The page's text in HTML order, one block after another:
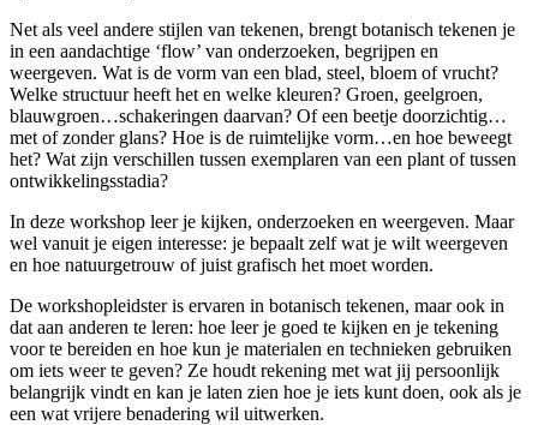
Net als veel andere stijlen van tekenen, brengt botanisch tekenen je
in een aandachtige ‘flow’ van onderzoeken, begrijpen en
weergeven. Wat is de vorm van een blad, steel, bloem of vrucht?
Welke structuur heeft het en welke kleuren? Groen, geelgroen,
blauwgroen…schakeringen daarvan? Of een beetje doorzichtig…
met of zonder glans? Hoe is de ruimtelijke vorm…en hoe beweegt
het? Wat zijn verschillen tussen exemplaren van een plant of tussen
ontwikkelingsstadia?
In deze workshop leer je kijken, onderzoeken en weergeven. Maar
wel vanuit je eigen interesse: je bepaalt zelf wat je wilt weergeven
en hoe natuurgetrouw of juist grafisch het moet worden.
De workshopleidster is ervaren in botanisch tekenen, maar ook in
dat aan anderen te leren: hoe leer je goed te kijken en je tekening
voor te bereiden en hoe kun je materialen en technieken gebruiken
om iets weer te geven? Ze houdt rekening met wat jij persoonlijk
belangrijk vindt en kan je laten zien hoe je iets kunt doen, ook als je
een wat vrijere benadering wil uitwerken.